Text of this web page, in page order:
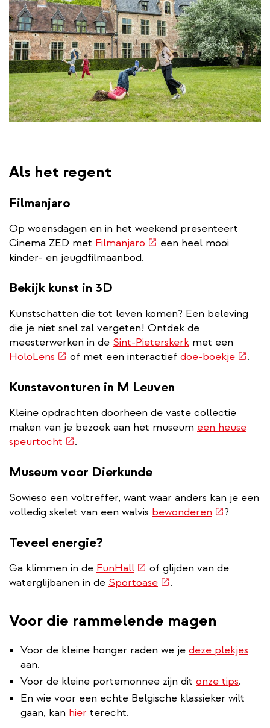
Als het regent
Filmanjaro
Op woensdagen en in het weekend presenteert
Cinema ZED met Filmanjaro (externe
een heel mooi
kinder- en jeugdfilmaanbod.
Bekijk kunst in 3D
Kunstschatten die tot leven komen? Een beleving
die je niet snel zal vergeten! Ontdek de
meesterwerken in de Sint-Pieterskerk met een
HoloLens (externe
of met een interactief doe-boekje .
Kunstavonturen in M Leuven
Kleine opdrachten doorheen de vaste collectie
maken van je bezoek aan het museum een heuse
speurtocht (externe
.
Museum voor Dierkunde
Sowieso een voltreffer, want waar anders kan je een
volledig skelet van een walvis bewonderen (externe
?
Teveel energie?
Ga klimmen in de FunHall(externe
link)
of glijden van de
waterglijbanen in de Sportoase(externe
.
Voor die rammelende magen
Voor de kleine honger raden we je deze plekjes
aan.
Voor de kleine portemonnee zijn dit onze tips.
En wie voor een echte Belgische klassieker wilt
gaan, kan hier terecht.